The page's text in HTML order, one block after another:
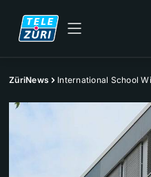
ZüriNews International School